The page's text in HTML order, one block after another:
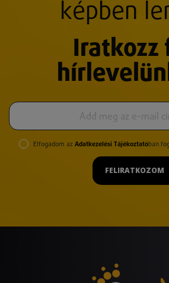
képben
Iratkozz
Elfogadom az Adatkezelési Tájékoztatóban
FELIRATKOZOM